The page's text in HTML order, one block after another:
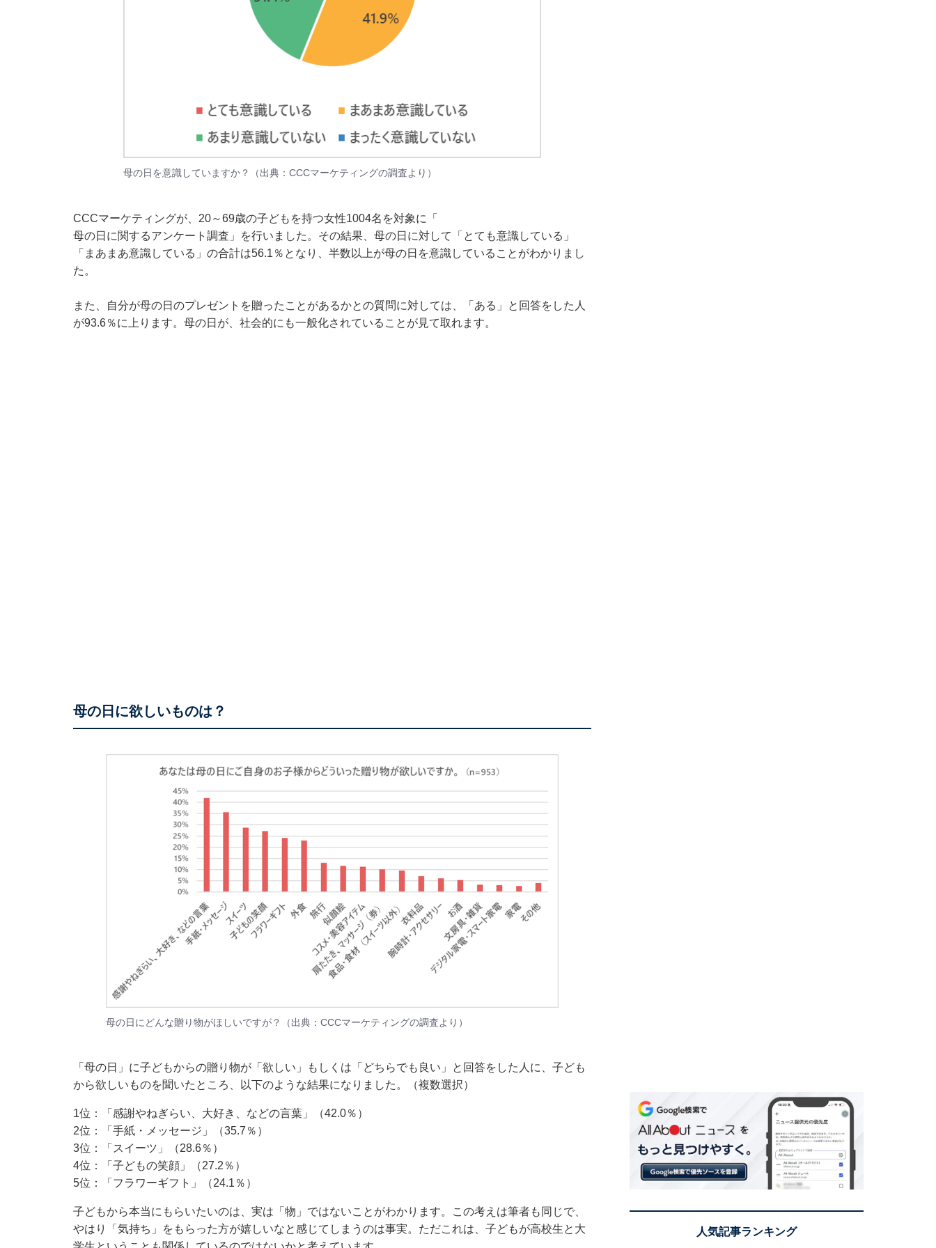
母の日を意識していますか？（出典：CCCマーケティングの調査より）
CCCマーケティングが、20～69歳の子どもを持つ女性1004名を対象に「
母の日に関するアンケート調査 」を行いました。その結果、母の日に対して「とても意識している」
「まあまあ意識している」の合計は56.1％となり、半数以上が母の日を意識していることがわかりまし
た。
また、自分が母の日のプレゼントを贈ったことがあるかとの質問に対しては、「ある」と回答をした人
が93.6％に上ります。母の日が、社会的にも一般化されていることが見て取れます。
母の日に欲しいものは？
母の日にどんな贈り物がほしいですが？（出典：CCCマーケティングの調査より）
「母の日」に子どもからの贈り物が「欲しい」もしくは「どちらでも良い」と回答をした人に、子ども
から欲しいものを聞いたところ、以下のような結果になりました。（複数選択）
1位：「感謝やねぎらい、大好き、などの言葉」（42.0％）
2位：「手紙・メッセージ」（35.7％）
3位：「スイーツ」（28.6％）
4位：「子どもの笑顔」（27.2％）
5位：「フラワーギフト」（24.1％）
子どもから本当にもらいたいのは、実は「物」ではないことがわかります。この考えは筆者も同じで、
やはり「気持ち」をもらった方が嬉しいなと感じてしまうのは事実。ただこれは、子どもが高校生と大